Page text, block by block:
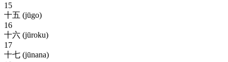
15
十五 (jūgo)
16
十六 (jūroku)
17
十七 (jūnana)